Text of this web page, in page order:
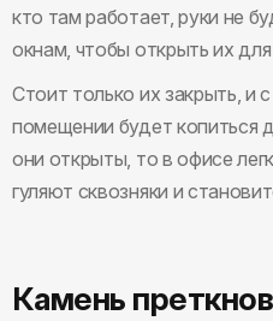
кто там работает, руки не
окнам, чтобы открыть их
Стоит только их закрыть, и
помещении будет копиться
они открыты, то в офисе
гуляют сквозняки и
Камень